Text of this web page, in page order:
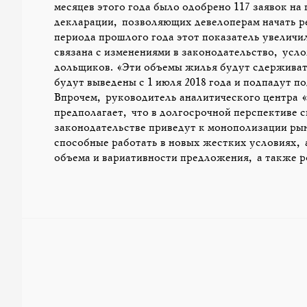
месяцев этого года было одобрено 117 заявок
декларации, позволяющих девелоперам начать
периода прошлого года этот показатель
связана с изменениями в законодательство,
дольщиков. «Эти объемы жилья будут
будут выведены с 1 июля 2018 года и подпадут
Впрочем, руководитель аналитического
предполагает, что в долгосрочной перспективе
законодательстве приведут к монополизации
способные работать в новых жестких
объема и вариативности предложения, а также